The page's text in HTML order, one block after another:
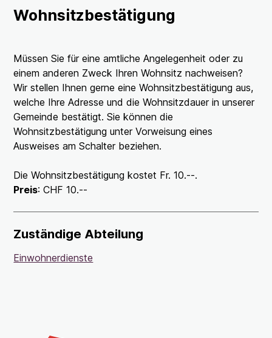
Wohnsitzbestätigung
Müssen Sie für eine amtliche Angelegenheit oder zu
einem anderen Zweck Ihren Wohnsitz nachweisen?
Wir stellen Ihnen gerne eine Wohnsitzbestätigung aus,
welche Ihre Adresse und die Wohnsitzdauer in unserer
Gemeinde bestätigt. Sie können die
Wohnsitzbestätigung unter Vorweisung eines
Ausweises am Schalter beziehen.
Die Wohnsitzbestätigung kostet Fr. 10.--.
Preis:CHF 10.--
Zuständige Abteilung
Einwohnerdienste